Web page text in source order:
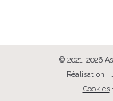
© 2021-2026
Réalisation :
Cookies•